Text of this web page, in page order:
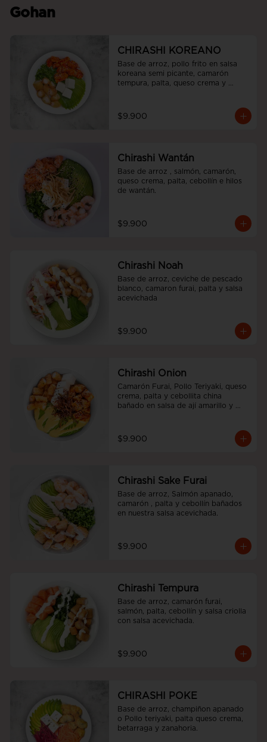
Gohan
CHIRASHI KOREANO
Base de arroz, pollo frito en salsa
koreana semi picante, camarón
tempura, palta, queso crema y
$9.900
Chirashi Wantán
Base de arroz , salmón, camarón,
queso crema, palta, cebollín e hilos
de wantán.
$9.900
Chirashi Noah
Base de arroz, ceviche de pescado
blanco, camaron furai, palta y salsa
acevichada
$9.900
Chirashi Onion
Camarón Furai, Pollo Teriyaki, queso
crema, palta y cebollita china
bañado en salsa de ají amarillo y
$9.900
Chirashi Sake Furai
Base de arroz, Salmón apanado,
camarón , palta y cebollín bañados
en nuestra salsa acevichada.
$9.900
Chirashi Tempura
Base de arroz, camarón furai,
salmón, palta, cebollín y salsa criolla
con salsa acevichada.
$9.900
CHIRASHI POKE
Base de arroz, champiñon apanado
o Pollo teriyaki, palta queso crema,
betarraga y zanahoria.